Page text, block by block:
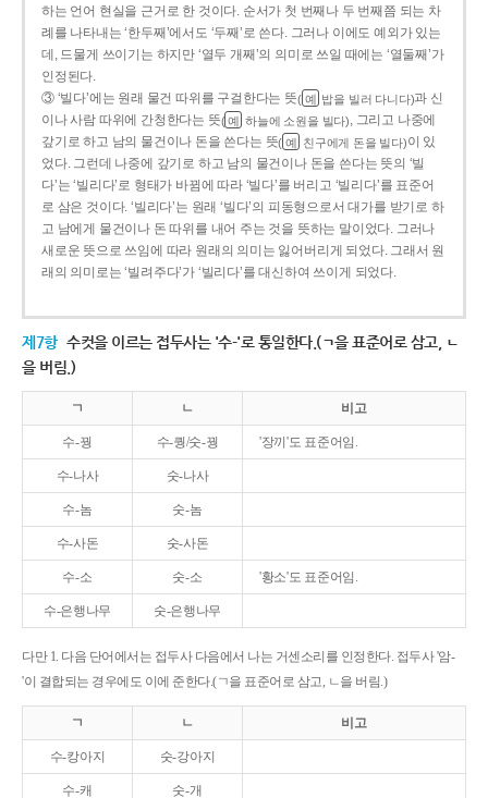
하는 언어 현실을 근거로 한 것이다. 순서가 첫 번째나 두 번째쯤 되는 차
례를 나타내는 ‘한두째’에서도 ‘두째’로 쓴다. 그러나 이에도 예외가 있는
데, 드물게 쓰이기는 하지만 ‘열두 개째’의 의미로 쓰일 때에는 ‘열둘째’가
인정된다.
③ ‘빌다’에는 원래 물건 따위를 구걸한다는 뜻( 예 밥을 빌러 다니다)과 신
이나 사람 따위에 간청한다는 뜻( 예 하늘에 소원을 빌다), 그리고 나중에
갚기로 하고 남의 물건이나 돈을 쓴다는 뜻( 예 친구에게 돈을 빌다)이 있
었다. 그런데 나중에 갚기로 하고 남의 물건이나 돈을 쓴다는 뜻의 ‘빌
다’는 ‘빌리다’로 형태가 바뀜에 따라 ‘빌다’를 버리고 ‘빌리다’를 표준어
로 삼은 것이다. ‘빌리다’는 원래 ‘빌다’의 피동형으로서 대가를 받기로 하
고 남에게 물건이나 돈 따위를 내어 주는 것을 뜻하는 말이었다. 그러나
새로운 뜻으로 쓰임에 따라 원래의 의미는 잃어버리게 되었다. 그래서 원
래의 의미로는 ‘빌려주다’가 ‘빌리다’를 대신하여 쓰이게 되었다.
제7항 수컷을 이르는 접두사는 '수-'로 통일한다.(ㄱ을 표준어로 삼고, ㄴ
을 버림.)
ㄱ ㄴ 비고
수-꿩 수-퀑/숫-꿩 '장끼'도 표준어임.
수-나사 숫-나사
수-놈 숫-놈
수-사돈 숫-사돈
수-소 숫-소 '황소'도 표준어임.
수-은행나무 숫-은행나무
다만 1. 다음 단어에서는 접두사 다음에서 나는 거센소리를 인정한다. 접두사 '암-
'이 결합되는 경우에도 이에 준한다.(ㄱ을 표준어로 삼고, ㄴ을 버림.)
ㄱ ㄴ 비고
수-캉아지 숫-강아지
수-캐 숫-개